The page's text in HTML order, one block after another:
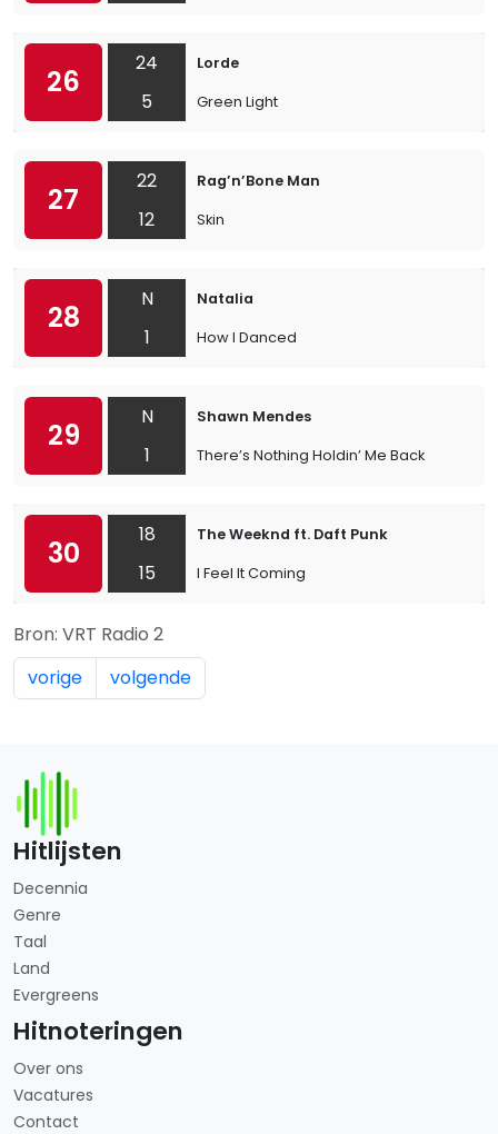
26
24
5
Lorde
Green Light
27
22
12
Rag’n’Bone Man
Skin
28
N
1
Natalia
How I Danced
29
N
1
Shawn Mendes
There’s Nothing Holdin’ Me Back
30
18
15
The Weeknd ft. Daft Punk
I Feel It Coming
Bron: VRT Radio 2
vorige
volgende
Hitlijsten
Decennia
Genre
Taal
Land
Evergreens
Hitnoteringen
Over ons
Vacatures
Contact